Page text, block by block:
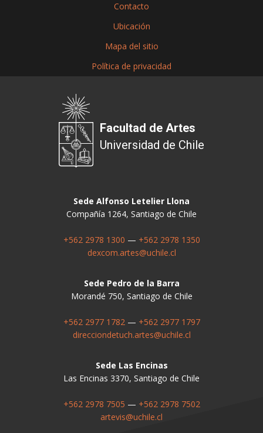
Contacto
Ubicación
Mapa del sitio
Política de privacidad
Facultad de Artes
Universidad de Chile
Sede Alfonso Letelier Llona
Compañía 1264, Santiago de Chile
+562 2978 1300 — +562 2978 1350
dexcom.artes@uchile.cl
Sede Pedro de la Barra
Morandé 750, Santiago de Chile
+562 2977 1782— +562 2977 1797
direcciondetuch.artes@uchile.cl
Sede Las Encinas
Las Encinas 3370, Santiago de Chile
+562 2978 7505 — +562 2978 7502
artevis@uchile.cl